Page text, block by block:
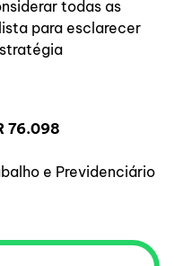
todas as
para esclarecer
76.098
e Previdenciário